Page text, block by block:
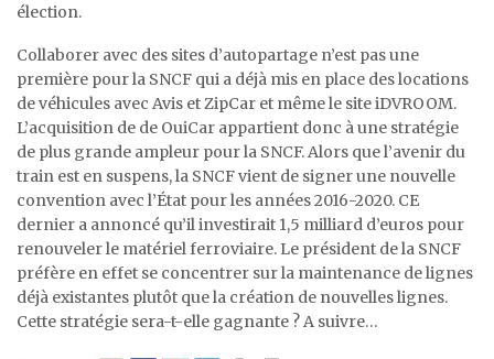
élection.
Collaborer avec des sites d’autopartage n’est pas une
première pour la SNCF qui a déjà mis en place des locations
de véhicules avec Avis et ZipCar et même le site iDVROOM.
L’acquisition de de OuiCar appartient donc à une stratégie
de plus grande ampleur pour la SNCF. Alors que l’avenir du
train est en suspens, la SNCF vient de signer une nouvelle
convention avec l’État pour les années 2016-2020. CE
dernier a annoncé qu’il investirait 1,5 milliard d’euros pour
renouveler le matériel ferroviaire. Le président de la SNCF
préfère en effet se concentrer sur la maintenance de lignes
déjà existantes plutôt que la création de nouvelles lignes.
Cette stratégie sera-t-elle gagnante ? A suivre…